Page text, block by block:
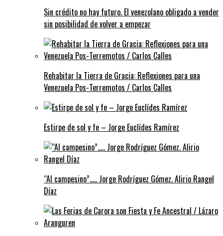
Sin crédito no hay futuro. El venezolano obligado a vender
sin posibilidad de volver a empezar
Rehabitar la Tierra de Gracia: Reflexiones para una
Venezuela Pos-Terremotos / Carlos Calles
Estirpe de sol y fe – Jorge Euclídes Ramírez
“Al campesino”….. Jorge Rodríguez Gómez. Alirio Rangel
Díaz